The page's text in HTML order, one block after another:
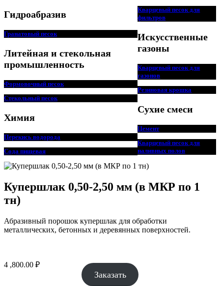
Гидроабразив
Гранатовый песок
Литейная и стекольная
промышленность
Формовочный песок
Стекольный песок
Химия
Перекись водорода
Сода пищевая
Кварцевый песок для
фильтров
Искусственные
газоны
Кварцевый песок для
газонов
Резиновая крошка
Сухие смеси
Цемент
Кварцевый песок для
наливных полов
Купершлак 0,50-2,50 мм (в МКР по 1
тн)
Абразивный порошок купершлак для обработки
металлических, бетонных и деревянных поверхностей.
4 ,800.00 ₽
Заказать